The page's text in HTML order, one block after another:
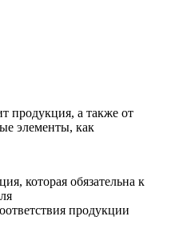
продукция, а также от
элементы, как
которая обязательна к
продукции